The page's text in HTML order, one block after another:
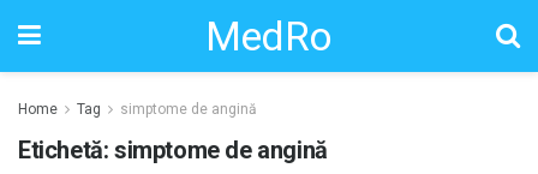
MedRo
Home Tag simptome de angină
Etichetă: simptome de angină